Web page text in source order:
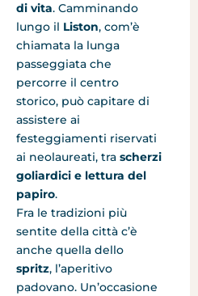
di vita. Camminando
lungo il Liston, com’è
chiamata la lunga
passeggiata che
percorre il centro
storico, può capitare di
assistere ai
festeggiamenti riservati
ai neolaureati, tra scherzi
goliardici e lettura del
papiro.
Fra le tradizioni più
sentite della città c’è
anche quella dello
spritz, l’aperitivo
padovano. Un’occasione